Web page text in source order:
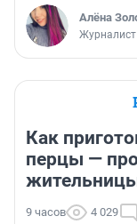
Алёна
Как
перцы —
9 часов 4 029